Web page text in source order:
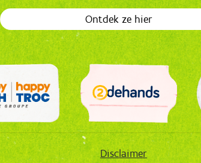
Ontdek ze hier
Disclaimer